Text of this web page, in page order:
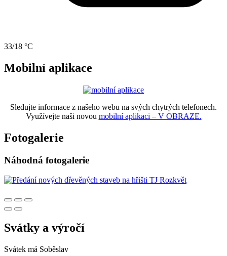
33/18 °C
Mobilní aplikace
Sledujte informace z našeho webu na svých chytrých telefonech.
Využívejte naši novou mobilní aplikaci – V OBRAZE.
Fotogalerie
Náhodná fotogalerie
Svátky a výročí
Svátek má Soběslav